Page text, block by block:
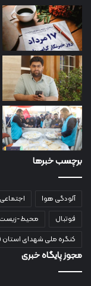
برچسب خبرها
آلودگی هوا اجتماعی
فوتبال
محیط-زیست
کنگره ملی شهدای
مجوز پایگاه خبری